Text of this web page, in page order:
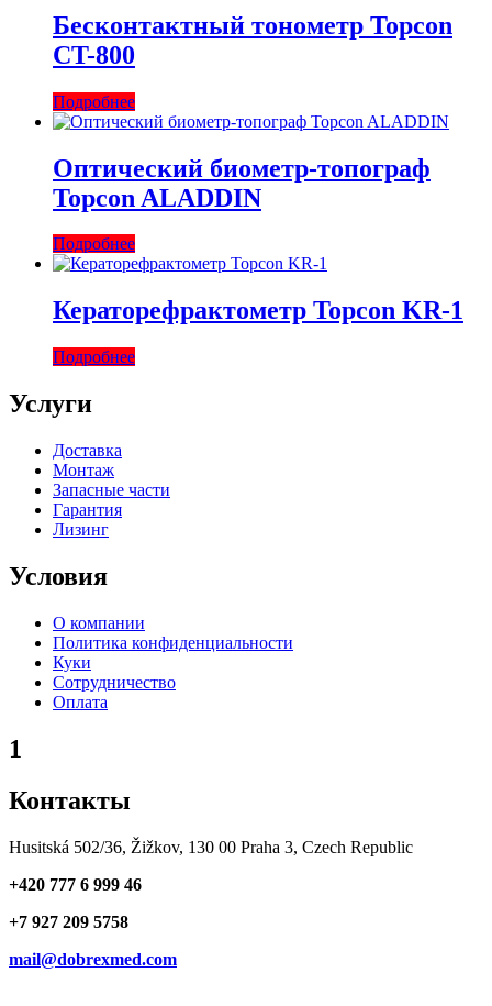
Бесконтактный тонометр Topcon
CT-800
Подробнее
Оптический биометр-топограф
Topcon ALADDIN
Подробнее
Кераторефрактометр Topcon KR-1
Подробнее
Услуги
Доставка
Монтаж
Запасные части
Гарантия
Лизинг
Условия
О компании
Политика конфиденциальности
Куки
Сотрудничество
Оплата
1
Контакты
Husitská 502/36, Žižkov, 130 00 Praha 3, Czech Republic
+420 777 6 999 46
+7 927 209 5758
mail@dobrexmed.com